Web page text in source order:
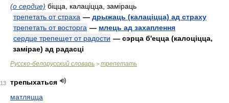
(о сердце) біцца, калаціцца, заміраць
трепетать от страха — дрыжаць (калаціцца) ад страху
трепетать от восторга — млець ад захаплення
сердце трепещет от радости — сэрца б'ецца (калоціцца,
замірае) ад радасці
Русско-белорусский словарь > трепетать
13
трепыхаться
матляцца